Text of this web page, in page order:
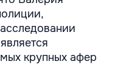
крупных афер